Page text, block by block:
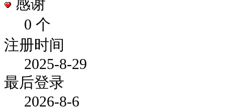
感谢
0 个
注册时间
2025-8-29
最后登录
2026-8-6